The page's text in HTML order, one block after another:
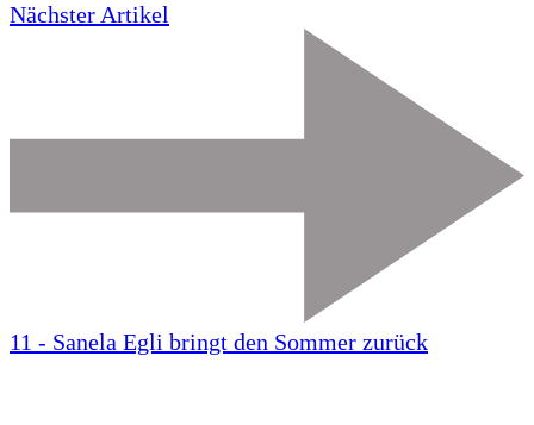
Nächster Artikel
11 - Sanela Egli bringt den Sommer zurück